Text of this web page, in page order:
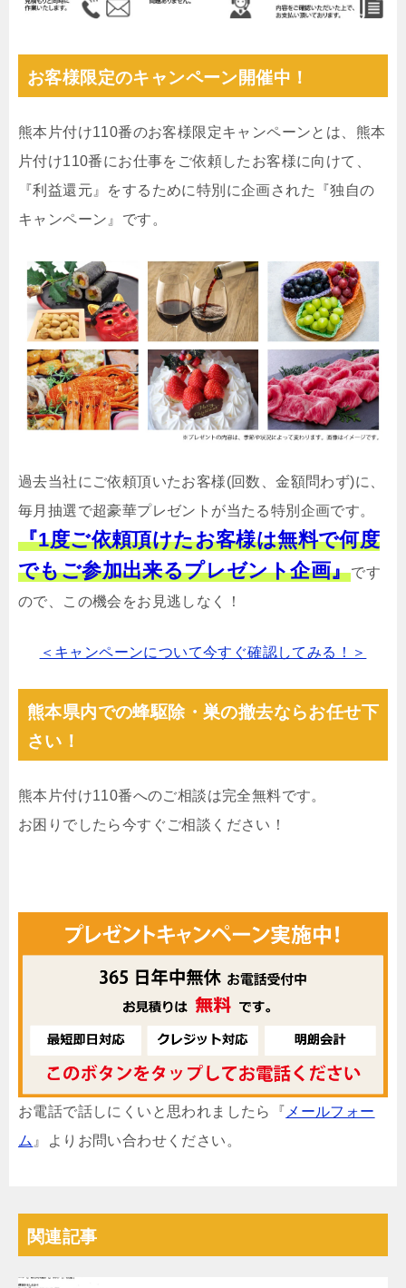
お客様限定のキャンペーン開催中！
熊本片付け110番のお客様限定キャンペーンとは、熊本
片付け110番にお仕事をご依頼したお客様に向けて、
『利益還元』をするために特別に企画された『独自の
キャンペーン』です。
過去当社にご依頼頂いたお客様(回数、金額問わず)に、
毎月抽選で超豪華プレゼントが当たる特別企画です。
『1度ご依頼頂けたお客様は無料で何度
でもご参加出来るプレゼント企画』です
ので、この機会をお見逃しなく！
＜キャンペーンについて今すぐ確認してみる！＞
熊本県内での蜂駆除・巣の撤去ならお任せ下
さい！
熊本片付け110番へのご相談は完全無料です。
お困りでしたら今すぐご相談ください！
お電話で話しにくいと思われましたら『 メールフォー
ム 』よりお問い合わせください。
関連記事